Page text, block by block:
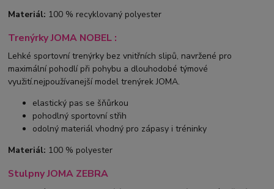
Materiál: 100 % recyklovaný polyester
Trenýrky JOMA NOBEL :
Lehké sportovní trenýrky bez vnitřních slipů, navržené pro
maximální pohodlí při pohybu a dlouhodobé týmové
využití.nejpoužívanejší model trenýrek JOMA.
elastický pas se šňůrkou
pohodlný sportovní střih
odolný materiál vhodný pro zápasy i tréninky
Materiál: 100 % polyester
Stulpny JOMA ZEBRA